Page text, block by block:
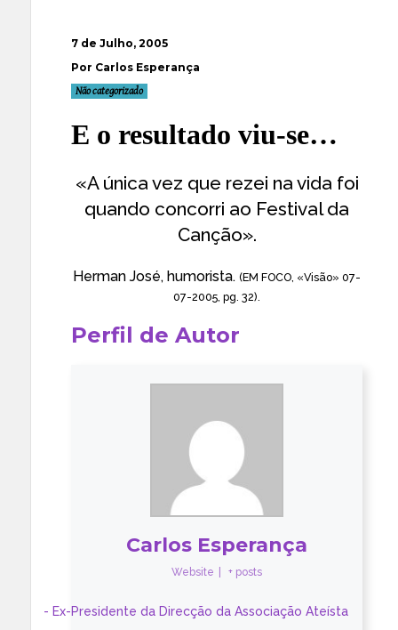
7 de Julho, 2005
Por Carlos Esperança
Não categorizado
E o resultado viu-se…
«A única vez que rezei na vida foi
quando concorri ao Festival da
Canção».
Herman José, humorista. (EM FOCO, «Visão» 07-
07-2005, pg. 32).
Perfil de Autor
Carlos Esperança
Website + posts
- Ex-Presidente da Direcção da Associação Ateísta